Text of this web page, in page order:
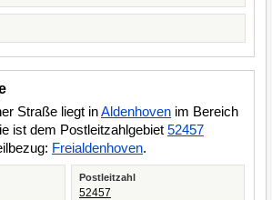
Straße liegt inAldenhoven im Bereich
ist dem Postleitzahlgebiet 52457
Freialdenhoven.
Postleitzahl
52457